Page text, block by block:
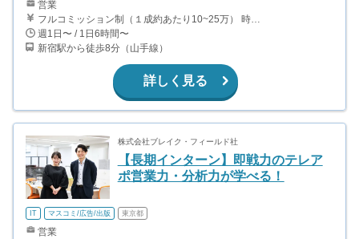
営業
フルコミッション制（１成約あたり10~25万） 時給換算で（2000円〜2500円）程度が目安となります。 月100万を稼ぐ学生多数在籍しています。 ■収入例 〇入社1か月目（早稲田大学2年生） 役職：アポインター 月間1契約×10万円＝10万円 ＋交通費 〇入社3か月目（明治大学2年生） 役職：アポインター 月間2契約×13万円＝26万円 ＋交通費 〇入社6か月目（慶應義塾大学3年生） 役職：アポインター 月間5契約×15万円＝75万円 ＋交通費 〇入社15か月目（東京大学3年生） 役職：クローザー 月間3契約×25万=75万円 ＋交通費 交通費支給あり
週1日〜 / 1日6時間〜
新宿駅から徒歩8分（山手線）
詳しく見る
株式会社ブレイク・フィールド社
【長期インターン】即戦力のテレア
ポ営業力・分析力が学べる！
IT マスコミ/広告/出版 東京都
営業